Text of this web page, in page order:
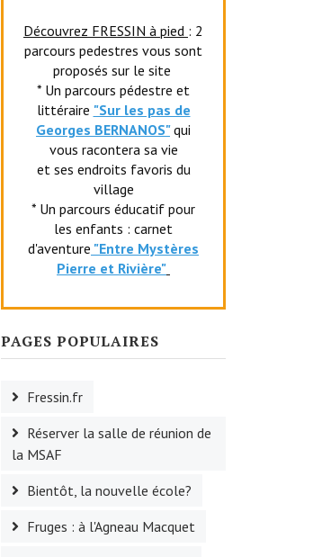
Découvrez FRESSIN à pied : 2
parcours pedestres vous sont
proposés sur le site
* Un parcours pédestre et
littéraire "Sur les pas de
Georges BERNANOS" qui
vous racontera sa vie
et ses endroits favoris du
village
* Un parcours éducatif pour
les enfants : carnet
d'aventure "Entre Mystères
Pierre et Rivière"
PAGES POPULAIRES
Fressin.fr
Réserver la salle de réunion de
la MSAF
Bientôt, la nouvelle école?
Fruges : à l'Agneau Macquet